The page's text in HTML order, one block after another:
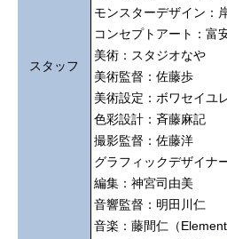
スタッフ
モンスターデザイン：
コンセプトアート：富
美術：スタジオなや
美術監督：佐藤歩
美術設定：ボワセイ
色彩設計：斉藤麻記
撮影監督：佐藤洋
グラフィックデザイナ
編集：神宮司由美
音響監督：明田川仁
音楽：藤間仁（